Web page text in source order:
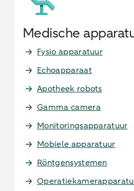
Medische
Fysio apparatuur
Echoapparaat
Apotheek robots
Gamma camera
Monitoringsapparatuur
Mobiele apparatuur
Röntgensystemen